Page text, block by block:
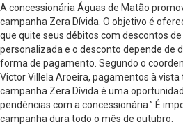
A concessionária Águas de Matão
campanha Zera Dívida. O objetivo é
que quite seus débitos com descontos
personalizada e o desconto depende de
forma de pagamento. Segundo o
Victor Villela Aroeira, pagamentos à vista
campanha Zera Dívida é uma
pendências com a concessionária.” É
campanha dura todo o mês de outubro.